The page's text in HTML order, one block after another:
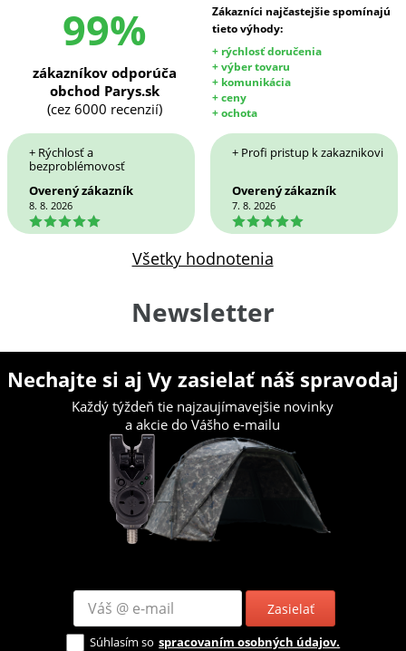
99%
Zákazníci najčastejšie spomínajú
tieto výhody:
+ rýchlosť doručenia
+ výber tovaru
+ komunikácia
+ ceny
+ ochota
zákazníkov odporúča
obchod Parys.sk
(cez 6000 recenzií)
+ Rýchlosť a
bezproblémovosť
Overený zákazník
8. 8. 2026
5
+ Profi pristup k zakaznikovi
Overený zákazník
7. 8. 2026
5
Všetky hodnotenia
Newsletter
Nechajte si aj Vy zasielať náš spravodaj
Každý týždeň tie najzaujímavejšie novinky
a akcie do Vášho e-mailu
Zasielať
Súhlasím so spracovaním osobných údajov.